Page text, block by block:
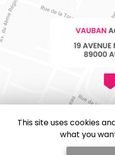
This site uses cookies
what you